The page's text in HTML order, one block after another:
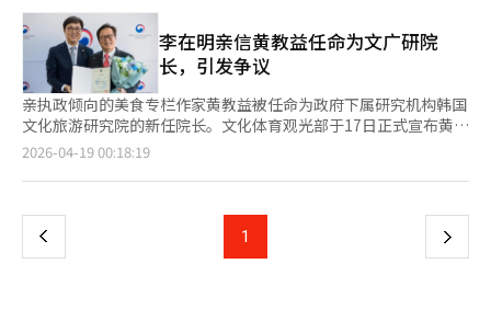
间，‘学校（66.4%）’占据绝对优势。 尤其是对于‘教师在课堂
上将现实政治和社会议题作为教育素材进行教学’的支持率也达到
了67.4%（反对20.8%），显示出课堂实际接受度较高。支持的理
由中，认为“比起社交媒体和YouTube等偏见信息，教育性处理更
好”的占27.6%，其次是“可以从多角度平衡发展思维
（25.4%）”、“批判性思维能力得以提升（24.8%）”等。 对
此，研究院分析认为，国民期待公民教育不仅是特定意识形态的灌
输，而是希望在偏见信息的海洋中为学生的判断力提供保护。 公
民教育水平不足（66.0%）的背后，“不是教师个人的问题，而是
前学校公民教育水平‘不足’的评价高达66.0%。公众期待与学校
现场现实之间存在着巨大差距。 教师工会指出，这一差距的原因
在于‘无法进行公民教育的教育环境’。根据去年的案例调查，教
原因所在。 巴洛根在与波斯尼亚和黑塞哥维那的32强赛中因VAR
判罚被直接红牌罚下。根据FIFA规定，红牌将导致下一场比赛自动
停赛。然而，在美国总统唐纳德·特朗普公开透露他曾致电FIFA主
席詹尼·因凡蒂诺请求重新审查判罚后，情况发生了变化。FIFA虽
然没有取消红牌，但做出了罕见的决定，暂缓执行处罚一年，巴洛
根得以正常参加与比利时的16强赛。 争议的核心不仅在于特朗普
的电话，更在于FIFA做出了令人质疑的决定。因凡蒂诺解释称，纪
律机构独立判断，他并未介入程序。FIFA也表示这是根据纪律规定
第27条作出的决定。然而，即便是基于规定的决定，如果时机和过
还必须让所有人都能信服其公正性。 欧洲足球界对此立即表示反
对。欧洲足球协会（UEFA）批评FIFA“越过了不应逾越的界
李在明亲信黄教益任命为文广研院
长，引发争议
亲执政倾向的美食专栏作家黄教益被任命为政府下属研究机构韩国
文化旅游研究院的新任院长。文化体育观光部于17日正式宣布黄教
益的任命，称其具备深刻的洞察力和丰富的现场经验，是引领机构
因“报恩任命”争议而辞去京畿道旅游公司总裁职务的经历提出质
明总统在担任京畿道知事时期的亲信。2021年，他被李总统提名
为京畿道旅游公司总裁候选人，但因在野党的强烈反对和“空降任
2026-04-19 00:18:19
上
页
1 下